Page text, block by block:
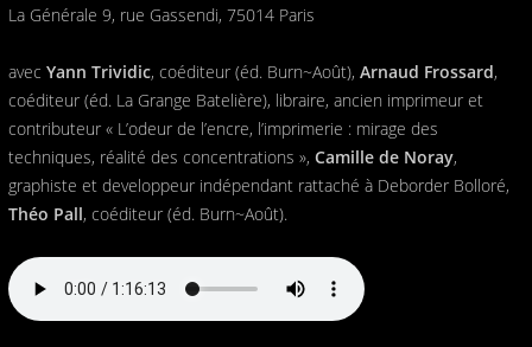
La Générale 9, rue Gassendi, 75014 Paris
avec Yann Trividic, coéditeur (éd. Burn~Août), Arnaud Frossard,
coéditeur (éd. La Grange Batelière), libraire, ancien imprimeur et
contributeur « L’odeur de l’encre, l’imprimerie : mirage des
techniques, réalité des concentrations », Camille de Noray,
graphiste et developpeur indépendant rattaché à Deborder Bolloré,
Théo Pall, coéditeur (éd. Burn~Août).